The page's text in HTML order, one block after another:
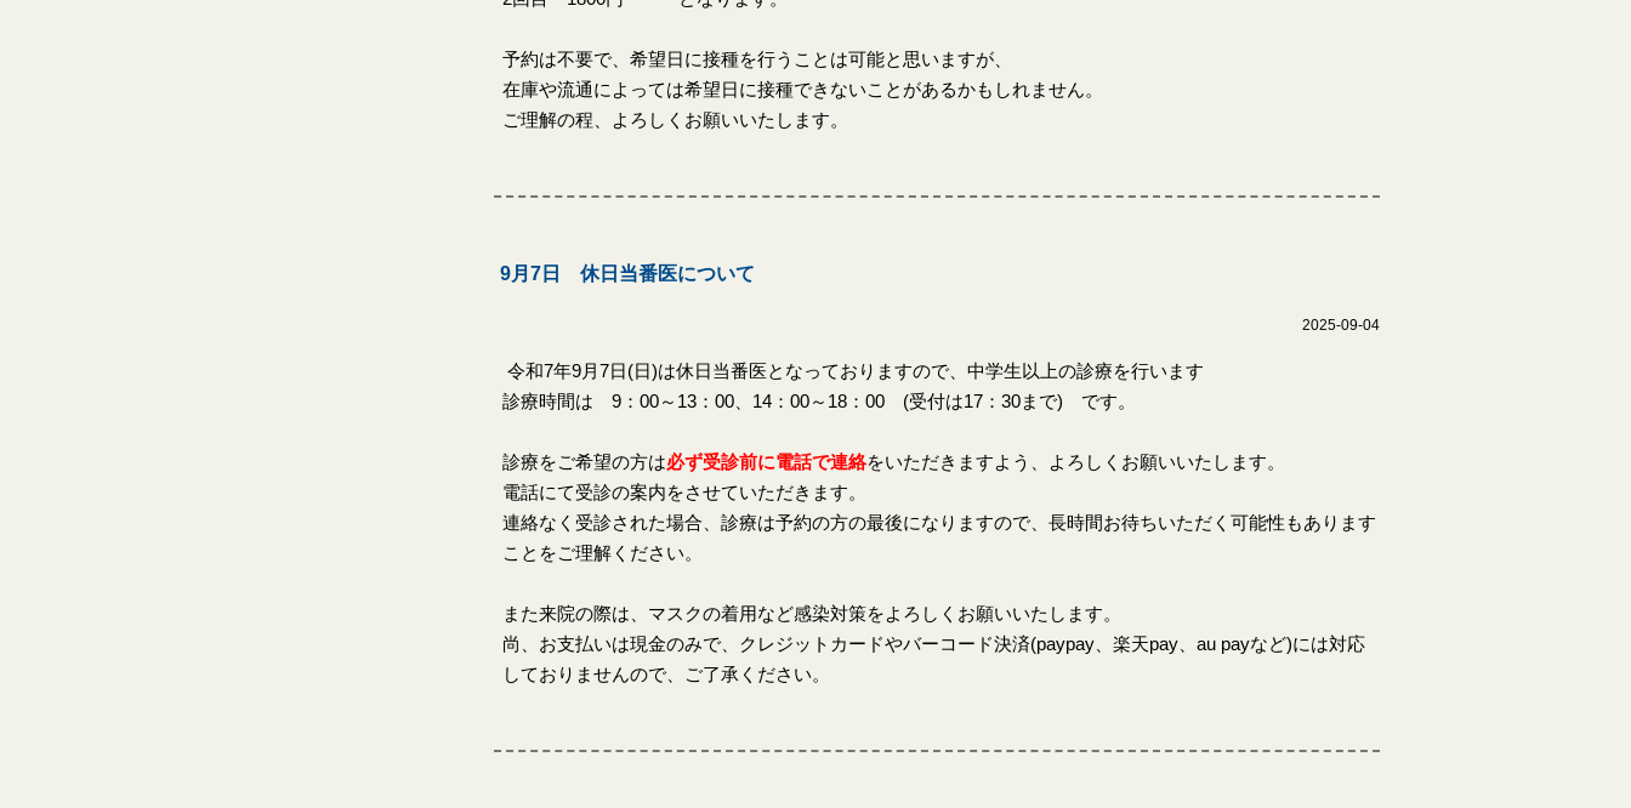
予約は不要で、希望日に接種を行うことは可能と思いますが、
在庫や流通によっては希望日に接種できないことがあるかもしれません。
ご理解の程、よろしくお願いいたします。
9月7日 休日当番医について
2025-09-04
令和7年9月7日(日)は休日当番医となっておりますので、中学生以上の診療を行います
診療時間は 9：00～13：00、14：00～18：00 (受付は17：30まで) です。
診療をご希望の方は必ず受診前に電話で連絡をいただきますよう、よろしくお願いいたします。
電話にて受診の案内をさせていただきます。
連絡なく受診された場合、診療は予約の方の最後になりますので、長時間お待ちいただく可能性もあります
ことをご理解ください。
また来院の際は、マスクの着用など感染対策をよろしくお願いいたします。
尚、お支払いは現金のみで、クレジットカードやバーコード決済(paypay、楽天pay、au payなど)には対応
しておりませんので、ご了承ください。